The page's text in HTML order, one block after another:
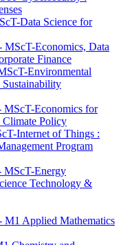
Data Science for
Economics, Data
Finance
Environmental
Economics for
Climate Policy
Internet of Things :
Program
MScT-Energy
Technology &
Applied Mathematics